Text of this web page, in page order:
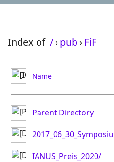
Index of /›pub› FiF
Name
Parent Directory
IANUS_Preis_2020/